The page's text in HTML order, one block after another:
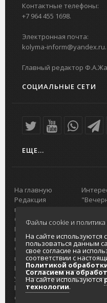
Контактные телефоны:
+7 964 455 1698.
Электронная почта:
kolyma-inform@yandex.ru.
Главный редактор
СОЦИАЛЬНЫЕ СЕТИ
ЕЩЕ...
На главную
Редакция
портала
О проекте
Реклама на
портале
Отзывы и
предложения
Интернет-
услуги
Разработка
сайтов
данных
Файлы cookie и
На сайте
пользоваться данным
свое согласие на
соответствии с
Политикой
Согласием на
На сайте используются
технологии.